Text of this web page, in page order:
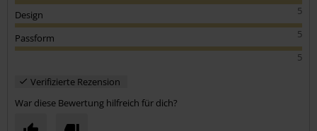
5
Design
5
Passform
5
Verifizierte Rezension
War diese Bewertung hilfreich für dich?